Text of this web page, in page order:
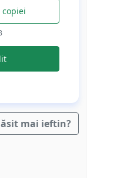
mai ieftin?